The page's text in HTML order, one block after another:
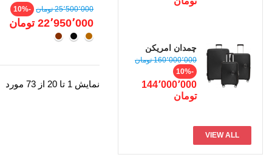
چمدان امریکن
توریستر CURIO
AO8
قیمت
عادی
160٬000٬000 ‎تومان
-10%
144٬000٬000
VIEW ALL
قیمت
عادی
25٬500٬000 ‎تومان -10%
22٬950٬000 ‎تومان
عسلیمشکــی
قهـوه
نمایش 1 تا 20 از 73 مورد